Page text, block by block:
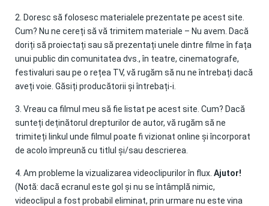
2. Doresc să folosesc materialele prezentate pe acest site.
Cum? Nu ne cereți să vă trimitem materiale – Nu avem. Dacă
doriți să proiectați sau să prezentați unele dintre filme în fața
unui public din comunitatea dvs., în teatre, cinematografe,
festivaluri sau pe o rețea TV, vă rugăm să nu ne întrebați dacă
aveți voie. Găsiți producătorii și întrebați-i.
3. Vreau ca filmul meu să fie listat pe acest site. Cum? Dacă
sunteți deținătorul drepturilor de autor, vă rugăm să ne
trimiteți linkul unde filmul poate fi vizionat online și încorporat
de acolo împreună cu titlul și/sau descrierea.
4. Am probleme la vizualizarea videoclipurilor în flux. Ajutor!
(Notă: dacă ecranul este gol și nu se întâmplă nimic,
videoclipul a fost probabil eliminat, prin urmare nu este vina